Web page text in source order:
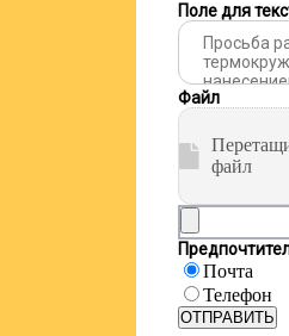
Поле для
Файл
файл
Почта
Телефон
ОТПРАВИТЬ